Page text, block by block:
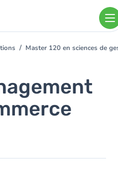
Master 120 en sciences de